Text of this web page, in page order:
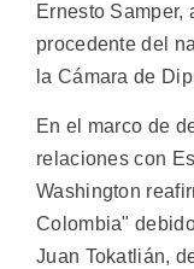
Ernesto Samper,
procedente del
la Cámara de
En el marco de
relaciones con
Washington
Colombia"
Juan Tokatlián,